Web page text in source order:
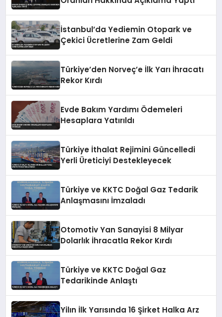
İstanbul’da Yediemin Otopark ve
Çekici Ücretlerine Zam Geldi
Türkiye’den Norveç’e İlk Yarı İhracatı
Rekor Kırdı
Evde Bakım Yardımı Ödemeleri
Hesaplara Yatırıldı
Türkiye İthalat Rejimini Güncelledi
Yerli Üreticiyi Destekleyecek
Türkiye ve KKTC Doğal Gaz Tedarik
Anlaşmasını İmzaladı
Otomotiv Yan Sanayisi 8 Milyar
Dolarlık İhracatla Rekor Kırdı
Türkiye ve KKTC Doğal Gaz
Tedarikinde Anlaştı
Yilın İlk Yarısında 16 Şirket Halka Arz